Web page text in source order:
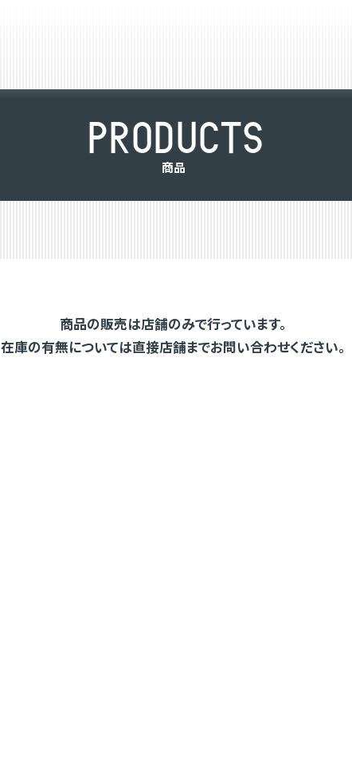
PRODUCTS
商品
商品の販売は店舗のみで行っています。
在庫の有無については直接店舗までお問い合わせください。